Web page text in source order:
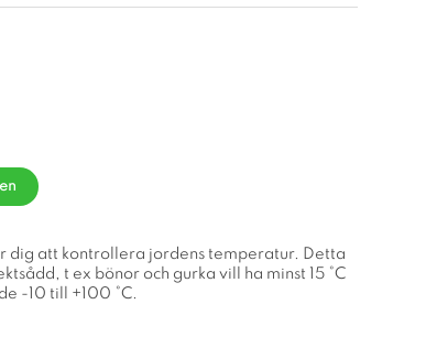
dig att kontrollera jordens temperatur. Detta
t ex bönor och gurka vill ha minst 15 °C
-10 till +100 °C.